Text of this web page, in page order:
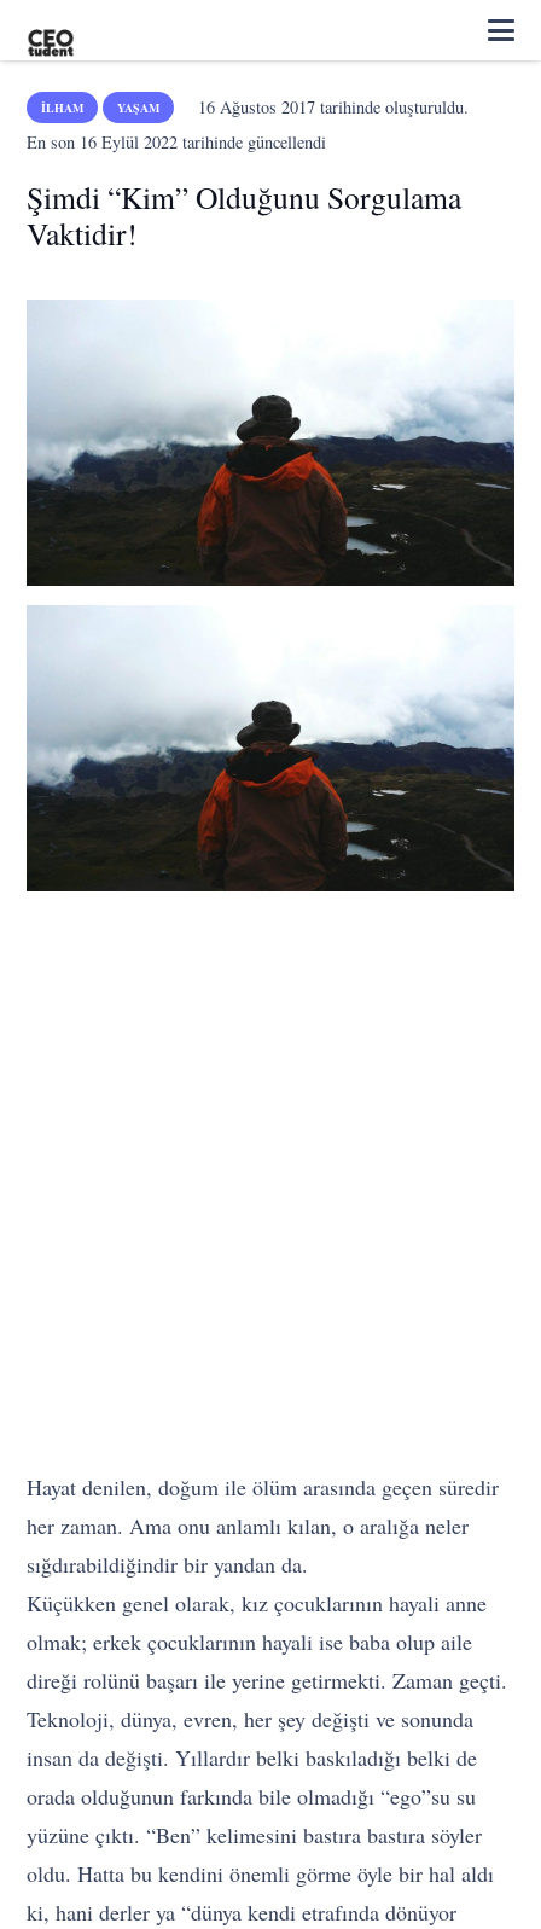
İLHAM YAŞAM 16 Ağustos 2017tarihinde oluşturuldu.
En son 16 Eylül 2022 tarihinde güncellendi
Şimdi “Kim” Olduğunu Sorgulama
Vaktidir!
Hayat denilen, doğum ile ölüm arasında geçen süredir
her zaman. Ama onu anlamlı kılan, o aralığa neler
sığdırabildiğindir bir yandan da.
Küçükken genel olarak, kız çocuklarının hayali anne
olmak; erkek çocuklarının hayali ise baba olup aile
direği rolünü başarı ile yerine getirmekti. Zaman geçti.
Teknoloji, dünya, evren, her şey değişti ve sonunda
insan da değişti. Yıllardır belki baskıladığı belki de
orada olduğunun farkında bile olmadığı “ego”su su
yüzüne çıktı. “Ben” kelimesini bastıra bastıra söyler
oldu. Hatta bu kendini önemli görme öyle bir hal aldı
ki, hani derler ya “dünya kendi etrafında dönüyor